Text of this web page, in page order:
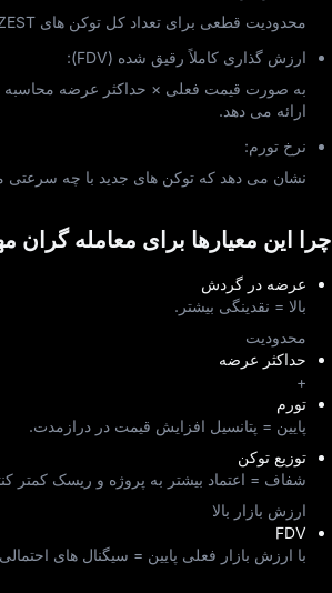
محدودیت قطعی برای تعداد کل توکن‌ های ZEST که می‌ توانند وجود داشته باشند.
ارزش‌ گذاری کاملاً رقیق‌ شده (FDV):
به صورت قیمت فعلی × حداکثر عرضه محاسبه
ارائه می‌ دهد.
نرخ تورم:
نشان می‌ دهد که توکن‌ های جدید با چه سرعتی
چرا این معیارها برای معامله‌ گران
عرضه در گردش
بالا = نقدینگی بیشتر.
محدودیت
حداکثر عرضه
+
تورم
پایین = پتانسیل افزایش قیمت در درازمدت.
توزیع توکن
شفاف = اعتماد بیشتر به پروژه و ریسک کمتر
ارزش بازار بالا
FDV
با ارزش بازار فعلی پایین = سیگنال‌ های